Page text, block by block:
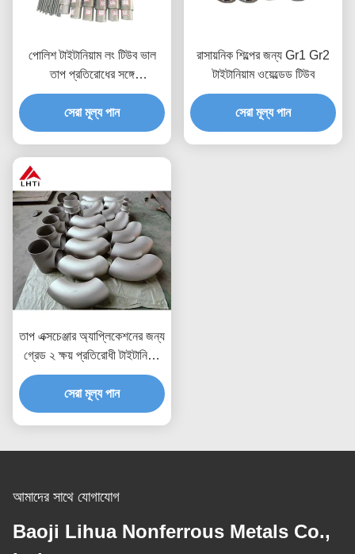
পোলিশ টাইটানিয়াম লং টিউব ভাল
তাপ প্রতিরোধের সঙ্গে
4.51G/Cm3 ঘনত্ব
1000Mpa প্রসার্য শক্তি
সেরা মূল্য পান
রাসায়নিক শিল্পের জন্য Gr1 Gr2
টাইটানিয়াম ওয়েল্ডেড টিউব
সেরা মূল্য পান
তাপ এক্সচেঞ্জার অ্যাপ্লিকেশনের জন্য
গ্রেড ২ ক্ষয় প্রতিরোধী টাইটানিয়াম
টিউব এবং পাইপ
সেরা মূল্য পান
আমাদের সাথে যোগাযোগ
Baoji Lihua Nonferrous Metals Co.,